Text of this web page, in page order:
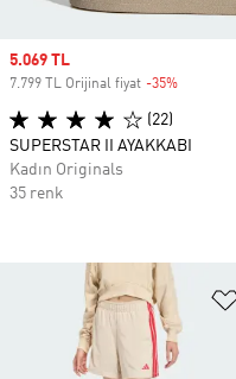
Sale price
5.069 TL
7.799 TL Orijinal fiyat -35%
(22)
SUPERSTAR II AYAKKABI
Kadın Originals
35 renk